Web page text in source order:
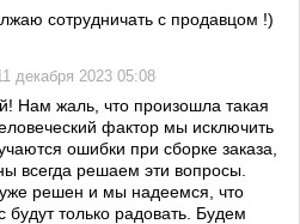
сотрудничать с продавцом !)
декабря 2023 05:08
Нам жаль, что произошла такая
фактор мы исключить
ошибки при сборке заказа,
всегда решаем эти вопросы.
решен и мы надеемся, что
только радовать. Будем